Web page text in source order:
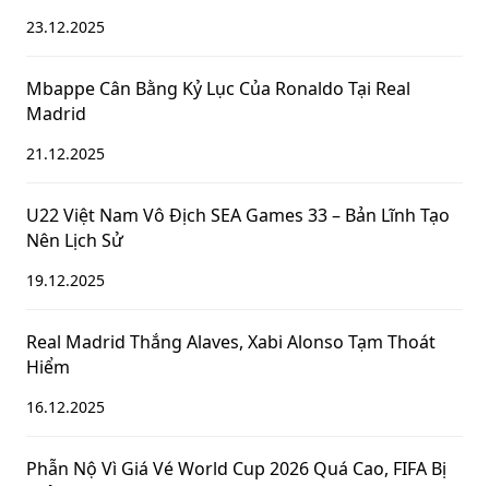
23.12.2025
Mbappe Cân Bằng Kỷ Lục Của Ronaldo Tại Real
Madrid
21.12.2025
U22 Việt Nam Vô Địch SEA Games 33 – Bản Lĩnh Tạo
Nên Lịch Sử
19.12.2025
Real Madrid Thắng Alaves, Xabi Alonso Tạm Thoát
Hiểm
16.12.2025
Phẫn Nộ Vì Giá Vé World Cup 2026 Quá Cao, FIFA Bị